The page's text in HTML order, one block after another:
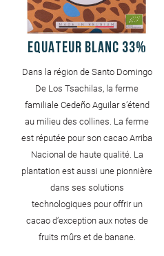
EQUATEUR Blanc 33%
Dans la région de Santo Domingo
De Los Tsachilas, la ferme
familiale Cedeño Aguilar s’étend
au milieu des collines. La ferme
est réputée pour son cacao Arriba
Nacional de haute qualité. La
plantation est aussi une pionnière
dans ses solutions
technologiques pour offrir un
cacao d’exception aux notes de
fruits mûrs et de banane.